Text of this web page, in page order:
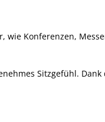
Konferenzen,
Sitzgefühl.